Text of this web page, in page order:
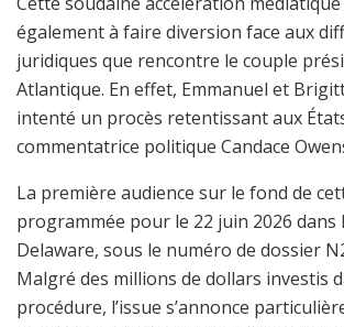
également à faire diversion face aux
juridiques que rencontre le couple
Atlantique. En effet, Emmanuel et
intenté un procès retentissant aux
commentatrice politique Candace
La première audience sur le fond de
programmée pour le 22 juin 2026 dans
Delaware, sous le numéro de dossier
Malgré des millions de dollars investis
procédure, l’issue s’annonce